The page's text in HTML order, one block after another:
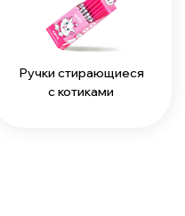
Ручки стирающиеся
с котиками